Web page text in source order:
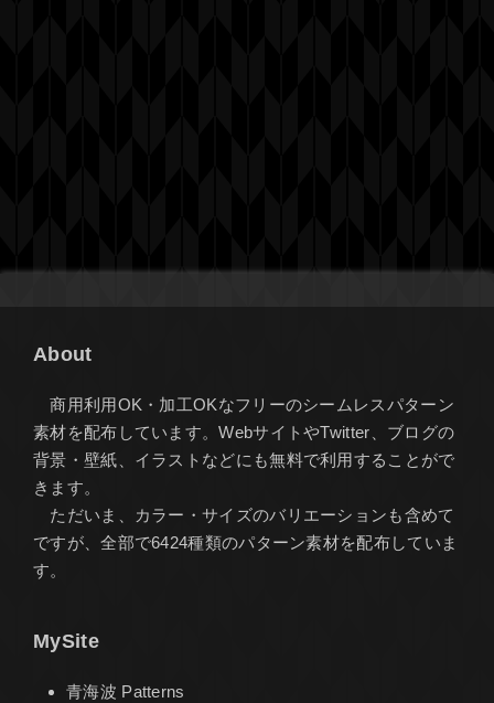
About
商用利用OK・加工OKなフリーのシームレスパターン
素材を配布しています。WebサイトやTwitter、ブログの
背景・壁紙、イラストなどにも無料で利用することがで
きます。
ただいま、カラー・サイズのバリエーションも含めて
ですが、全部で6424種類のパターン素材を配布していま
す。
MySite
青海波 Patterns